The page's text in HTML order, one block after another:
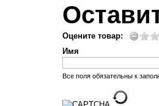
Оцените товар:
Имя
Все поля обязательны к